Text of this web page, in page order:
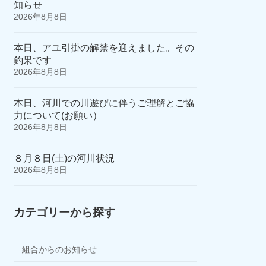
知らせ
2026年8月8日
本日、アユ引掛の解禁を迎えました。その
釣果です
2026年8月8日
本日、河川での川遊びに伴うご理解とご協
力について(お願い）
2026年8月8日
８月８日(土)の河川状況
2026年8月8日
カテゴリーから探す
組合からのお知らせ